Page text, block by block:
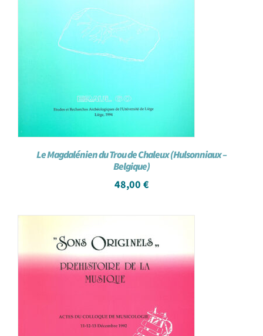
Le Magdalénien du Trou de Chaleux (Hulsonniaux –
Belgique)
48,00 €